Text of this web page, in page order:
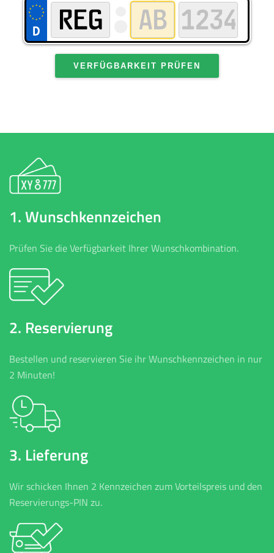
VERFÜGBARKEIT PRÜFEN
1. Wunschkennzeichen
Prüfen Sie die Verfügbarkeit Ihrer Wunschkombination.
2. Reservierung
Bestellen und reservieren Sie ihr Wunschkennzeichen in nur
2 Minuten!
3. Lieferung
Wir schicken Ihnen 2 Kennzeichen zum Vorteilspreis und den
Reservierungs-PIN zu.